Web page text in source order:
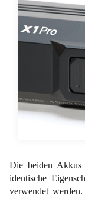
Die beiden Akkus
identische
verwendet